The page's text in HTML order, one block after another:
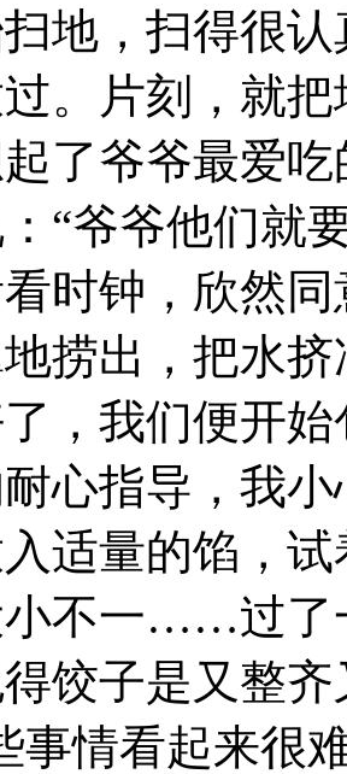
地，扫得很
。片刻，就
了爷爷最爱
“爷爷他们就
时钟，欣然
捞出，把水
，我们便开
心指导，我
适量的馅，
不一……过了
饺子是又整
事情看起来很